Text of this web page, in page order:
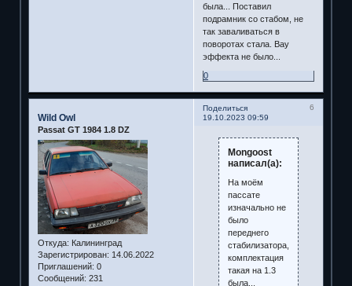
была... Поставил
подрамник со стабом, не
так заваливаться в
поворотах стала. Вау
эффекта не было...
0
Поделиться
6
19.10.2023 09:59
Wild Owl
Passat GT 1984 1.8 DZ
Откуда: Калининград
Зарегистрирован: 14.06.2022
Приглашений: 0
Сообщений: 231
Mongoost
написал(а):
На моём
пассате
изначально не
было
переднего
стабилизатора,
комплектация
такая на 1.3
была...